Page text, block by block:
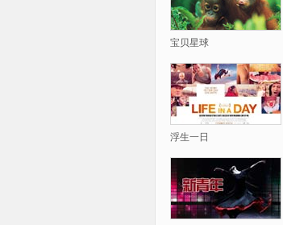
宝贝星球
浮生一日